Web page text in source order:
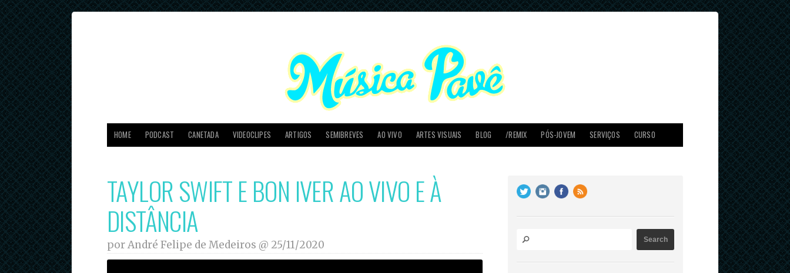
HOME PODCAST CANETADA VIDEOCLIPES ARTIGOS SEMIBREVES AO VIVO ARTES VISUAIS BLOG /REMIX PÓS-JOVEM SERVIÇOS CURSO
TAYLOR SWIFT E BON IVER AO VIVO E À
DISTÂNCIA
por André Felipe de Medeiros @ 25/11/2020